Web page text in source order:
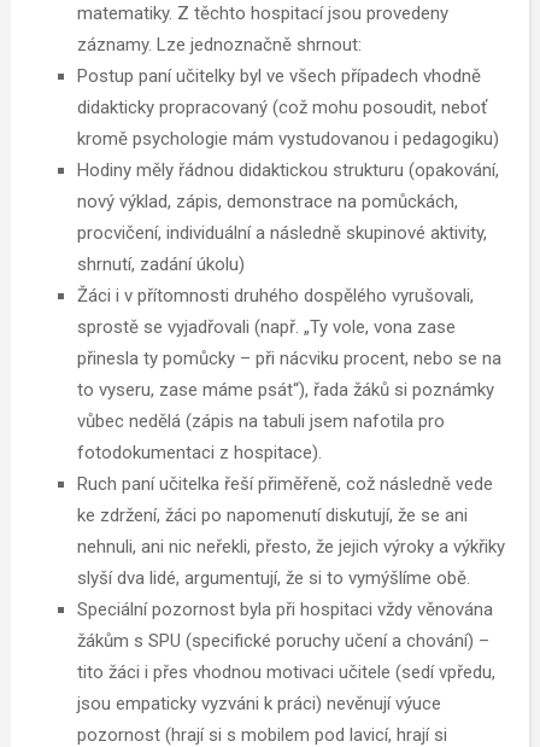
matematiky. Z těchto hospitací jsou provedeny
záznamy. Lze jednoznačně shrnout:
Postup paní učitelky byl ve všech případech vhodně
didakticky propracovaný (což mohu posoudit, neboť
kromě psychologie mám vystudovanou i pedagogiku)
Hodiny měly řádnou didaktickou strukturu (opakování,
nový výklad, zápis, demonstrace na pomůckách,
procvičení, individuální a následně skupinové aktivity,
shrnutí, zadání úkolu)
Žáci i v přítomnosti druhého dospělého vyrušovali,
sprostě se vyjadřovali (např. „Ty vole, vona zase
přinesla ty pomůcky – při nácviku procent, nebo se na
to vyseru, zase máme psát“), řada žáků si poznámky
vůbec nedělá (zápis na tabuli jsem nafotila pro
fotodokumentaci z hospitace).
Ruch paní učitelka řeší přiměřeně, což následně vede
ke zdržení, žáci po napomenutí diskutují, že se ani
nehnuli, ani nic neřekli, přesto, že jejich výroky a výkřiky
slyší dva lidé, argumentují, že si to vymýšlíme obě.
Speciální pozornost byla při hospitaci vždy věnována
žákům s SPU (specifické poruchy učení a chování) –
tito žáci i přes vhodnou motivaci učitele (sedí vpředu,
jsou empaticky vyzváni k práci) nevěnují výuce
pozornost (hrají si s mobilem pod lavicí, hrají si